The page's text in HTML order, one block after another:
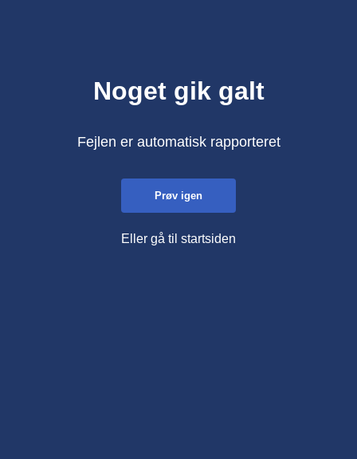
Noget gik galt
Fejlen er automatisk rapporteret
Prøv igen
Eller gå til startsiden